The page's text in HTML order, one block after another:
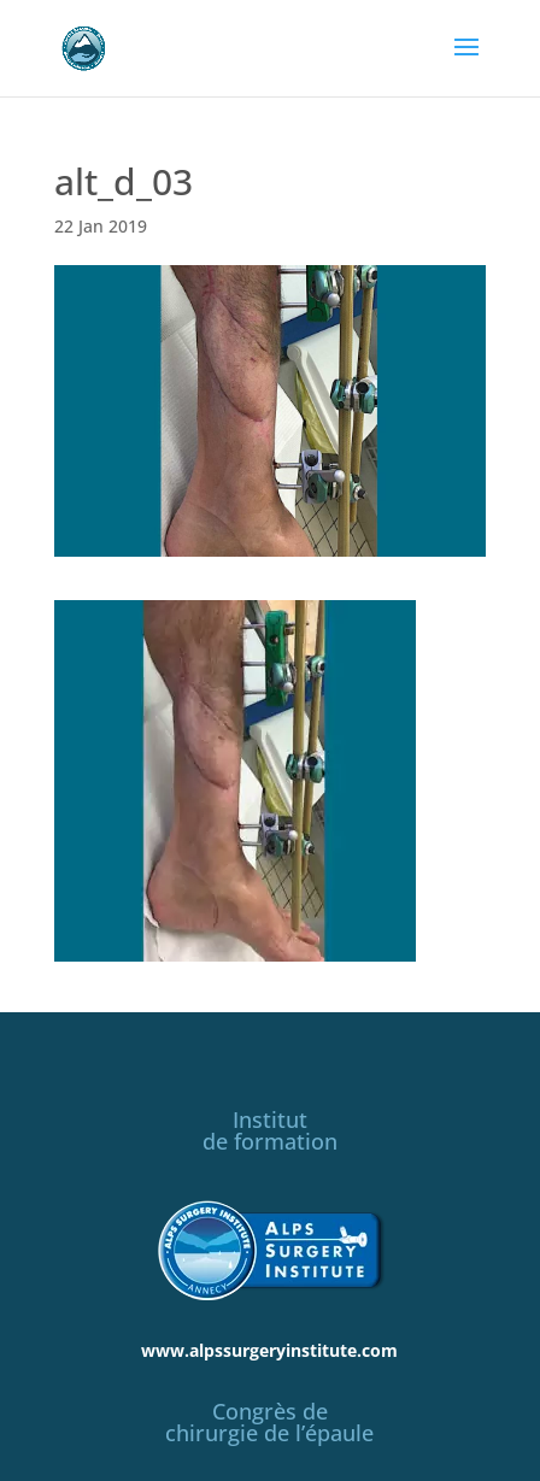
alt_d_03
22 Jan 2019
Institut
de formation
www.alpssurgeryinstitute.com
Congrès de
chirurgie de l’épaule